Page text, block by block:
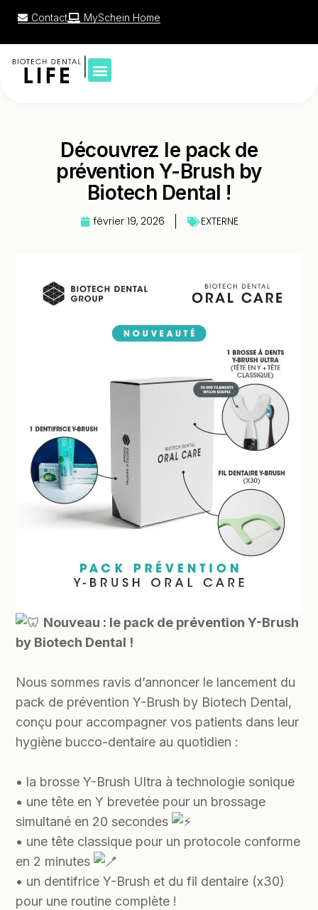
Contact MySchein Home
|
Découvrez le pack de
prévention Y-Brush by
Biotech Dental !
février 19, 2026 EXTERNE
Nouveau : le pack de prévention Y-Brush
by Biotech Dental !
Nous sommes ravis d’annoncer le lancement du
pack de prévention Y-Brush by Biotech Dental,
conçu pour accompagner vos patients dans leur
hygiène bucco-dentaire au quotidien :
• la brosse Y-Brush Ultra à technologie sonique
• une tête en Y brevetée pour un brossage
simultané en 20 secondes
• une tête classique pour un protocole conforme
en 2 minutes
• un dentifrice Y-Brush et du fil dentaire (x30)
pour une routine complète !